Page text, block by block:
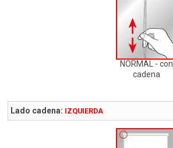
NORMAL - con
cadena
Lado cadena: IZQUIERDA